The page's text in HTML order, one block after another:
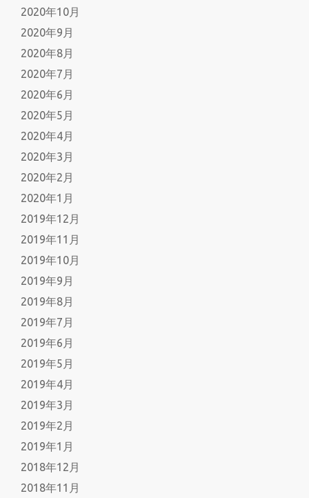
2020年10月
2020年9月
2020年8月
2020年7月
2020年6月
2020年5月
2020年4月
2020年3月
2020年2月
2020年1月
2019年12月
2019年11月
2019年10月
2019年9月
2019年8月
2019年7月
2019年6月
2019年5月
2019年4月
2019年3月
2019年2月
2019年1月
2018年12月
2018年11月